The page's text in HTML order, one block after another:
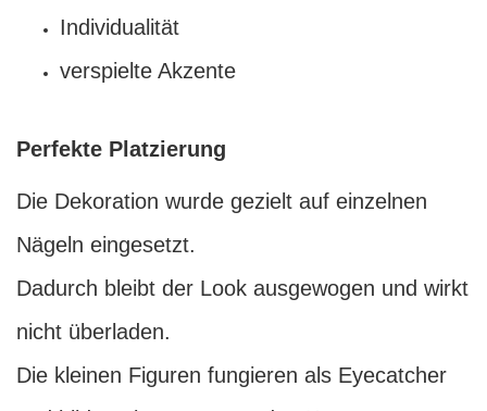
Individualität
verspielte Akzente
Perfekte Platzierung
Die Dekoration wurde gezielt auf einzelnen
Nägeln eingesetzt.
Dadurch bleibt der Look ausgewogen und wirkt
nicht überladen.
Die kleinen Figuren fungieren als Eyecatcher